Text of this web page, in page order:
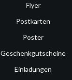
Flyer
Postkarten
Poster
Geschenkgutscheine
Einladungen